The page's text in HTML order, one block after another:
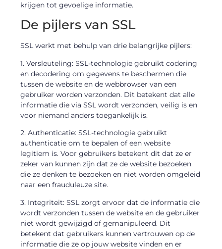
krijgen tot gevoelige informatie.
De pijlers van SSL
SSL werkt met behulp van drie belangrijke pijlers:
1. Versleuteling: SSL-technologie gebruikt codering
en decodering om gegevens te beschermen die
tussen de website en de webbrowser van een
gebruiker worden verzonden. Dit betekent dat alle
informatie die via SSL wordt verzonden, veilig is en
voor niemand anders toegankelijk is.
2. Authenticatie: SSL-technologie gebruikt
authenticatie om te bepalen of een website
legitiem is. Voor gebruikers betekent dit dat ze er
zeker van kunnen zijn dat ze de website bezoeken
die ze denken te bezoeken en niet worden omgeleid
naar een frauduleuze site.
3. Integriteit: SSL zorgt ervoor dat de informatie die
wordt verzonden tussen de website en de gebruiker
niet wordt gewijzigd of gemanipuleerd. Dit
betekent dat gebruikers kunnen vertrouwen op de
informatie die ze op jouw website vinden en er